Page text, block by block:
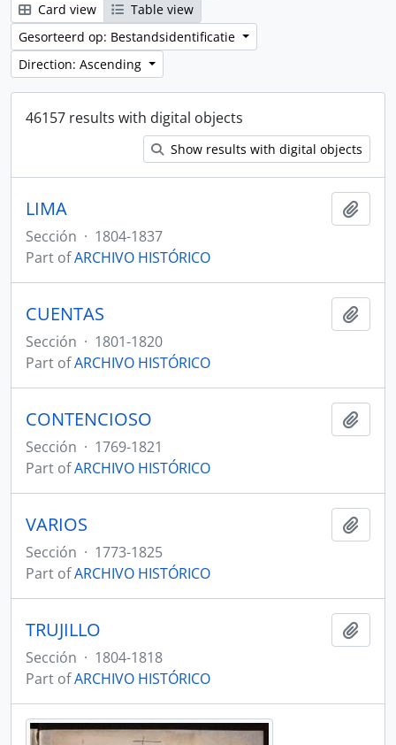
Card view
Table view
Gesorteerd op: Bestandsidentificatie
Direction: Ascending
46157 results with digital objects
Show results with digital objects
LIMA
Sección · 1804-1837
Part ofARCHIVO HISTÓRICO
CUENTAS
Sección · 1801-1820
Part ofARCHIVO HISTÓRICO
CONTENCIOSO
Sección · 1769-1821
Part ofARCHIVO HISTÓRICO
VARIOS
Sección · 1773-1825
Part ofARCHIVO HISTÓRICO
TRUJILLO
Sección · 1804-1818
Part ofARCHIVO HISTÓRICO